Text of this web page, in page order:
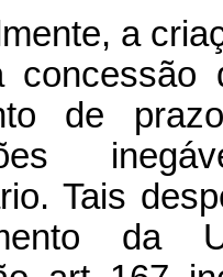
a
concessão
de
Tais
da